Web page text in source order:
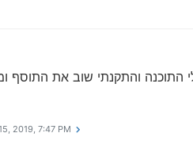
התוכנה והתקנתי שוב את התוסף
2019, 7:47 PM